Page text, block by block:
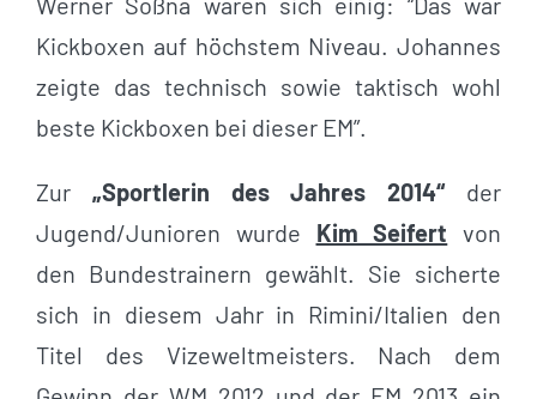
Kickboxen auf höchstem Niveau. Johannes
zeigte das technisch sowie taktisch wohl
beste Kickboxen bei dieser EM”.
Zur „Sportlerin des Jahres 2014“der
Jugend/Junioren wurde Kim Seifert von
den Bundestrainern gewählt. Sie sicherte
sich in diesem Jahr in Rimini/Italien den
Titel des Vizeweltmeisters. Nach dem